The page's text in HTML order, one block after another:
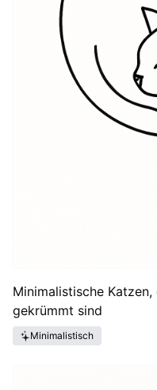
Minimalistische
gekrümmt sind
Minimalistisch